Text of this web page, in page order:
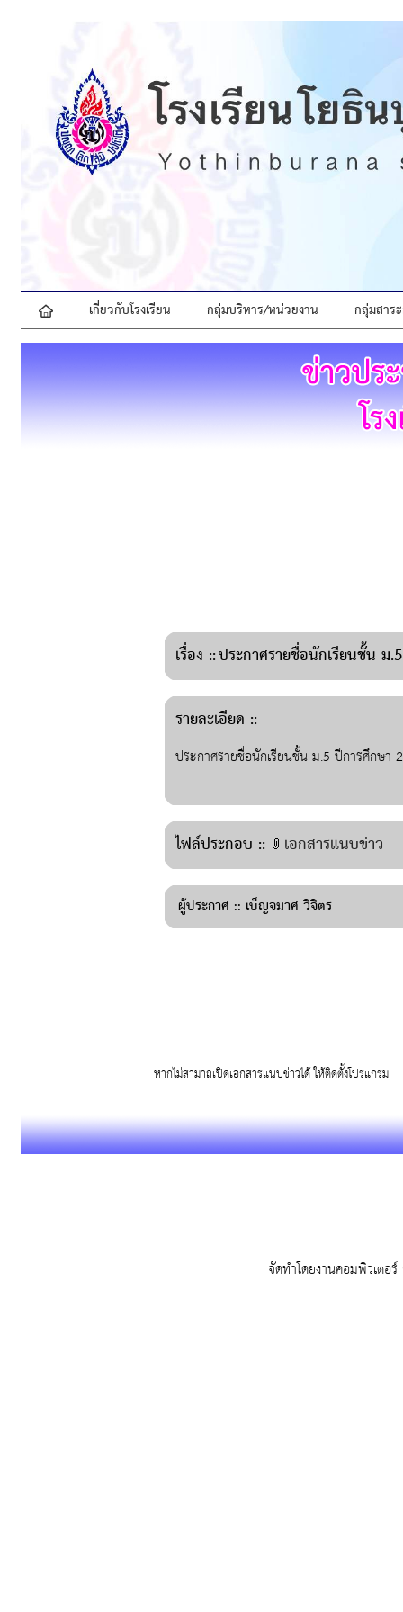
 เกี่ยวกับโรงเรียน กลุ่มบริหาร/หน่วยงาน กลุ่มสาร
เรื่อง ::ประกาศรายชื่อนักเรียนชั้น ม
รายละเอียด ::
ประกาศรายชื่อนักเรียนชั้น ม.5 ปีการศึกษา
ไฟล์ประกอบ :: เอกสารแนบข่าว
ผู้ประกาศ :: เบ็ญจมาศ วิจิตร
หากไม่สามาถเปิดเอกสารแนบข่าวได้ ให้ติดตั้งโปรแ
จัดทำโดยงานคอมพิวเตอ